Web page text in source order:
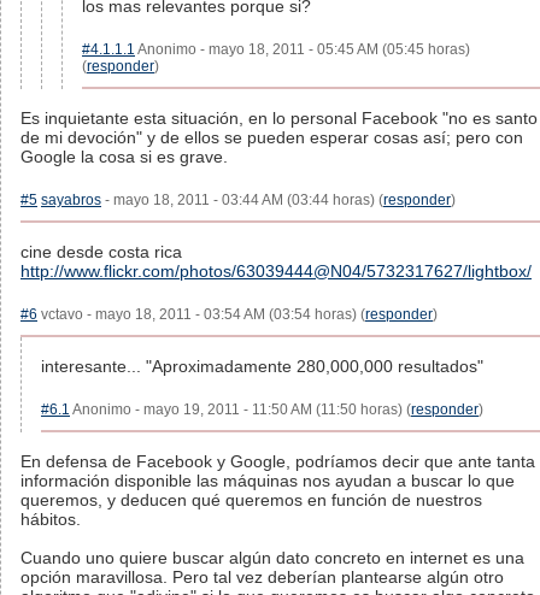
los mas relevantes porque si?
#4.1.1.1 Anonimo - mayo 18, 2011 - 05:45 AM (05:45 horas)
(responder)
Es inquietante esta situación, en lo personal Facebook "no es santo
de mi devoción" y de ellos se pueden esperar cosas así; pero con
Google la cosa si es grave.
#5 sayabros - mayo 18, 2011 - 03:44 AM (03:44 horas) (responder)
cine desde costa rica
http://www.flickr.com/photos/63039444@N04/5732317627/lightbox/
#6 vctavo - mayo 18, 2011 - 03:54 AM (03:54 horas) (responder)
interesante... "Aproximadamente 280,000,000 resultados"
#6.1 Anonimo - mayo 19, 2011 - 11:50 AM (11:50 horas) (responder)
En defensa de Facebook y Google, podríamos decir que ante tanta
información disponible las máquinas nos ayudan a buscar lo que
queremos, y deducen qué queremos en función de nuestros
hábitos.
Cuando uno quiere buscar algún dato concreto en internet es una
opción maravillosa. Pero tal vez deberían plantearse algún otro